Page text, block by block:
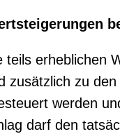
zu
werden
darf den